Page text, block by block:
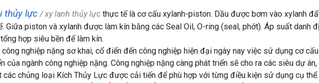
thủy lực / xy lanh thủy lực thực tế là cơ cấu xylanh-piston. Dầu được bơm vào xylanh
Giữa piston và xylanh được làm kín bằng các Seal Oil, O-ring (seal, phớt). Áp suất danh
hợp siêu bền để làm kín.
công nghiệp nặng sơ khai, cổ điển đến công nghiệp hiện đại ngày nay việc sử dụng cơ
của ngành công nghiệp nặng. Công nghiệp nặng càng phát triển sẽ cho ra các siêu dự
chủng loại Kích Thủy Lực được cải tiến để phù hợp với từng điều kiện sử dụng cụ